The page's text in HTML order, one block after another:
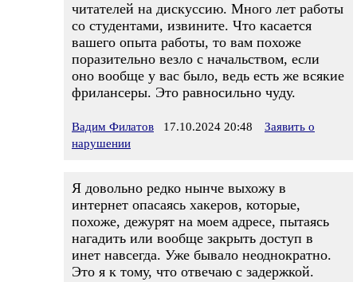
читателей на дискуссию. Много лет работы
со студентами, извините. Что касается
вашего опыта работы, то вам похоже
поразительно везло с начальством, если
оно вообще у вас было, ведь есть же всякие
фрилансеры. Это равносильно чуду.
Вадим Филатов 17.10.2024 20:48
Заявить о
нарушении
Я довольно редко нынче выхожу в
интернет опасаясь хакеров, которые,
похоже, дежурят на моем адресе, пытаясь
нагадить или вообще закрыть доступ в
инет навсегда. Уже бывало неоднократно.
Это я к тому, что отвечаю с задержкой.